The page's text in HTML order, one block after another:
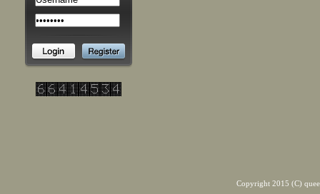
Copyright 2015 (C)